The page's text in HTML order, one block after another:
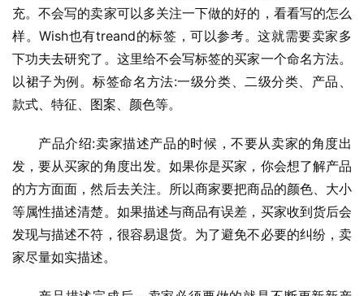
充。不会写的卖家可以多关注一下做的好的，看看写的怎么
样。Wish也有treand的标签，可以参考。这就需要卖家多
下功夫去研究了。这里给不会写标签的买家一个命名方法。
以裙子为例。标签命名方法:一级分类、二级分类、产品、
款式、特征、图案、颜色等。
产品介绍:卖家描述产品的时候，不要从卖家的角度出
发，要从买家的角度出发。如果你是买家，你会想了解产品
的方方面面，然后去关注。所以商家要把商品的颜色、大小
等属性描述清楚。如果描述与商品有误差，买家收到货后会
发现与描述不符，很容易退货。为了避免不必要的纠纷，卖
家尽量如实描述。